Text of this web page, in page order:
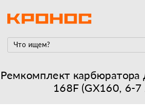
Ремкомплект карбюратора
168F (GX160, 6-7